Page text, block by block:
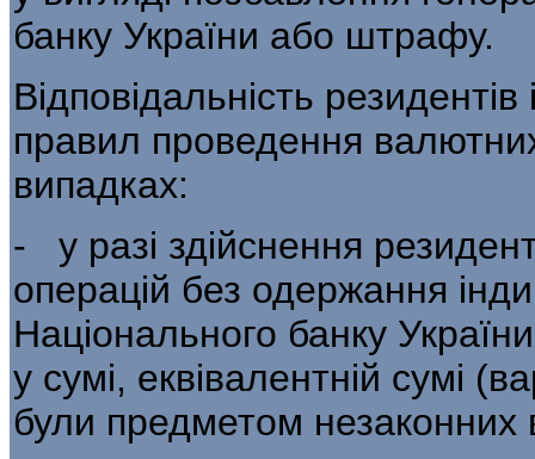
банку України або штрафу.
Відповідальність
правил проведення
випадках:
- у разі здійснення
операцій без одержання
Національного банку
у сумі, еквівалентній сумі
були предметом незаконних